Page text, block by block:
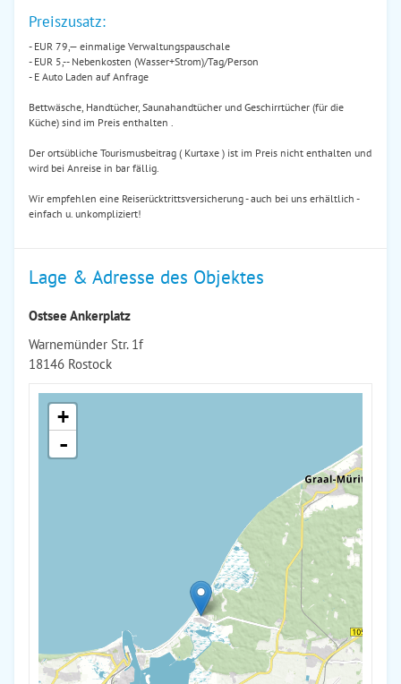
Preiszusatz:
- EUR 79,— einmalige Verwaltungspauschale
- EUR 5,-- Nebenkosten (Wasser+Strom)/Tag/Person
- E Auto Laden auf Anfrage
Bettwäsche, Handtücher, Saunahandtücher und Geschirrtücher (für die
Küche) sind im Preis enthalten .
Der ortsübliche Tourismusbeitrag ( Kurtaxe ) ist im Preis nicht enthalten und
wird bei Anreise in bar fällig.
Wir empfehlen eine Reiserücktrittsversicherung - auch bei uns erhältlich -
einfach u. unkompliziert!
Lage & Adresse des Objektes
Ostsee Ankerplatz
Warnemünder Str. 1f
18146 Rostock
+
-